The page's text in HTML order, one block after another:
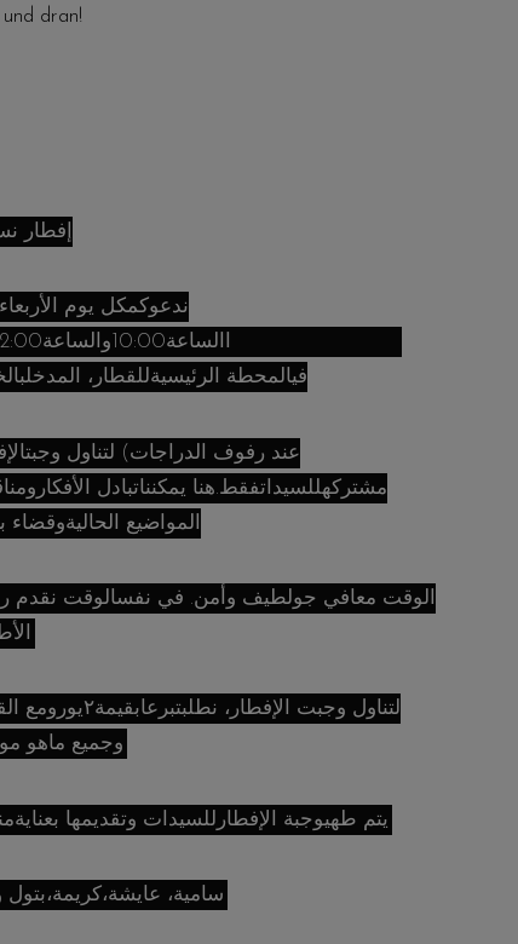
dran!
إفطار
ندعوكمكل يوم
فيالمحطة الرئيسيةللقطار،
عند رفوف الدراجات) لتناول
مشتركهللسيداتفقط.هنا يمكنناتبادل
المواضيع
الوقت معافي جولطيف وأمن. في نفسالوقت نقدم
لتناول وجبت الإفطار،